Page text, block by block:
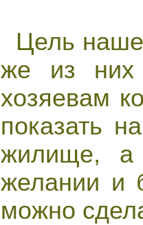
Цель
же из них
хозяевам
показать
жилище,
желании и
можно